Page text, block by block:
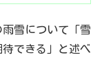
雪について「雪
できる」と述べ